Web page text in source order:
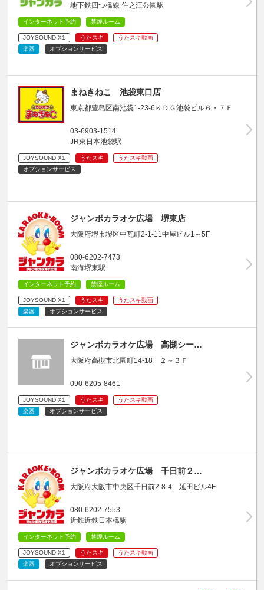
地下鉄四つ橋線 住之江公園駅
インターネット予約 禁煙ルーム
JOYSOUND X1 うたスキ
うたスキ動画
楽器
オプションサービス
まねきねこ 池袋東口店
東京都豊島区南池袋1-23-6ＫＤＧ池袋ビル６・７Ｆ
03-6903-1514
JR東日本池袋駅
JOYSOUND X1 うたスキ
うたスキ動画
オプションサービス
ジャンボカラオケ広場 堺東店
大阪府堺市堺区中瓦町2-1-11中屋ビル1～5F
080-6202-7473
南海堺東駅
インターネット予約 禁煙ルーム
JOYSOUND X1 うたスキ
うたスキ動画
楽器
オプションサービス
ジャンボカラオケ広場 高槻シー…
大阪府高槻市北園町14-18 ２～３Ｆ
090-6205-8461
JOYSOUND X1 うたスキ
うたスキ動画
楽器
オプションサービス
ジャンボカラオケ広場 千日前２…
大阪府大阪市中央区千日前2-8-4 延田ビル4F
080-6202-7553
近鉄近鉄日本橋駅
インターネット予約 禁煙ルーム
JOYSOUND X1 うたスキ
うたスキ動画
楽器
オプションサービス